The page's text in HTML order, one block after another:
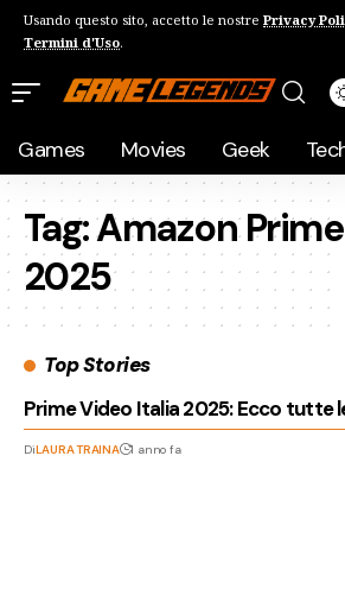
Usando questo sito, accetto le nostre Privacy
Termini d'Uso.
Games Movies Geek
Tag:Amazon
2025
Top Stories
Prime Video Italia 2025: Ecco tutte
DiLAURA TRAINA 1 anno fa